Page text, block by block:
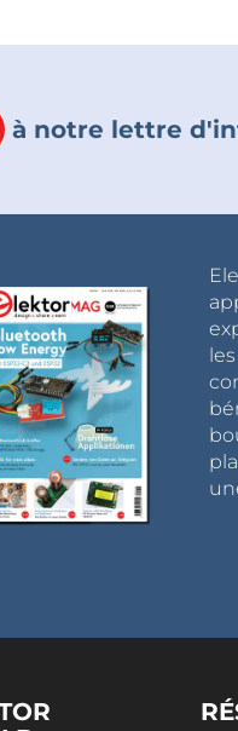
à notre lettre